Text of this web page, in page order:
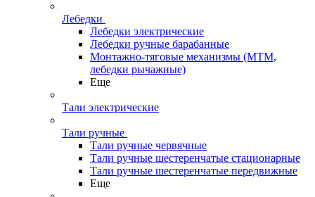
Лебедки
Лебедки электрические
Лебедки ручные барабанные
Монтажно-тяговые механизмы (МТМ,
лебедки рычажные)
Еще
Тали электрические
Тали ручные
Тали ручные червячные
Тали ручные шестеренчатые стационарные
Тали ручные шестеренчатые передвижные
Еще